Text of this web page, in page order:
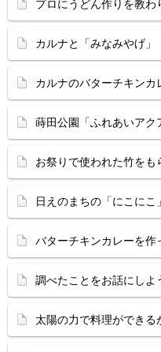
プロにうどん作りを教わ
カルナと「みなみやげ」
カルナのバターチキンカ
蒔田公園「ふれあいア
お祭りで使われた竹をも
日えのまちの「にこにこ
バターチキンカレーを作
調べたことをお話にしよ
太陽の力で料理ができる